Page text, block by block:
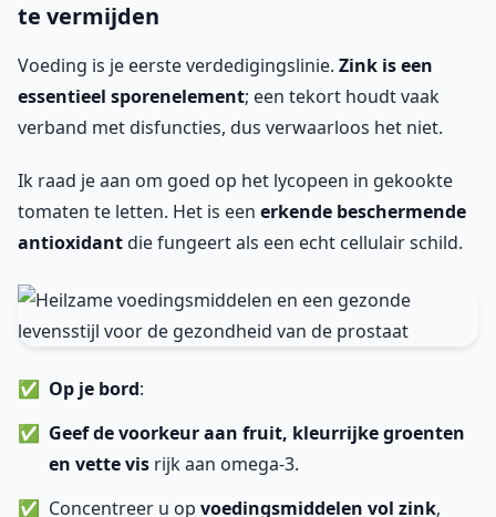
te vermijden
Voeding is je eerste verdedigingslinie. Zink is een
essentieel sporenelement; een tekort houdt vaak
verband met disfuncties, dus verwaarloos het niet.
Ik raad je aan om goed op het lycopeen in gekookte
tomaten te letten. Het is een erkende beschermende
antioxidantdie fungeert als een echt cellulair schild.
Op je bord:
Geef de voorkeur aan fruit, kleurrijke groenten
en vette vis rijk aan omega-3.
Concentreer u op voedingsmiddelen vol zink,